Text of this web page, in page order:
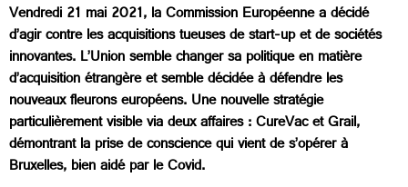
Vendredi 21 mai 2021, la Commission Européenne a décidé
d’agir contre les acquisitions tueuses de start-up et de sociétés
innovantes. L’Union semble changer sa politique en matière
d’acquisition étrangère et semble décidée à défendre les
nouveaux fleurons européens. Une nouvelle stratégie
particulièrement visible via deux affaires : CureVac et Grail,
démontrant la prise de conscience qui vient de s’opérer à
Bruxelles, bien aidé par le Covid.